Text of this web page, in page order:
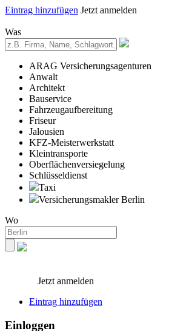
Eintrag hinzufügen Jetzt anmelden
Was
ARAG Versicherungsagenturen
Anwalt
Architekt
Bauservice
Fahrzeugaufbereitung
Friseur
Jalousien
KFZ-Meisterwerkstatt
Kleintransporte
Oberflächenversiegelung
Schlüsseldienst
Taxi
Versicherungsmakler Berlin
Wo
Jetzt anmelden
Eintrag hinzufügen
Einloggen